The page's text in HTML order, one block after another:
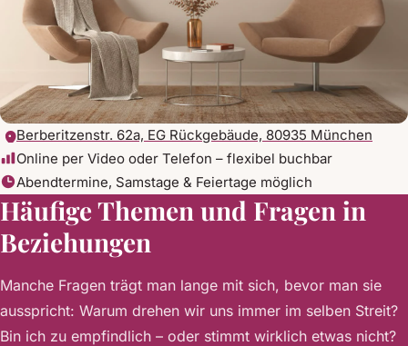
Berberitzenstr. 62a, EG Rückgebäude, 80935 München
Online per Video oder Telefon – flexibel buchbar
Abendtermine, Samstage & Feiertage möglich
Häufige Themen und Fragen in
Beziehungen
Manche Fragen trägt man lange mit sich, bevor man sie
ausspricht: Warum drehen wir uns immer im selben Streit?
Bin ich zu empfindlich – oder stimmt wirklich etwas nicht?